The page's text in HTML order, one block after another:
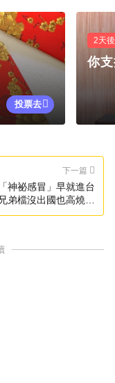
投票去
2天
你
下一篇
神祕感冒」早就進台
弟檔沒出國也高燒狂
咳